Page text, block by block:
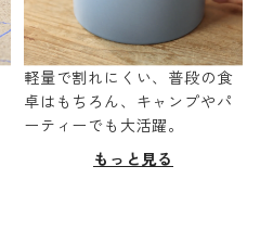
軽量で割れにくい、普段の食
卓はもちろん、キャンプやパ
ーティーでも大活躍。
もっと見る